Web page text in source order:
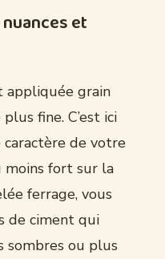
et
appliquée grain
fine. C’est ici
de votre
moins fort sur la
ferrage, vous
de ciment qui
sombres ou plus